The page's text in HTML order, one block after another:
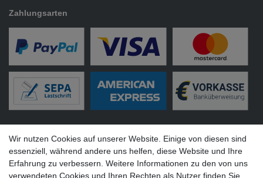
Zahlungsarten
Wir nutzen Cookies auf unserer Website. Einige von diesen sind
essenziell, während andere uns helfen, diese Website und Ihre
Erfahrung zu verbessern. Weitere Informationen zu den von uns
verwendeten Cookies und Ihren Rechten als Nutzer finden Sie